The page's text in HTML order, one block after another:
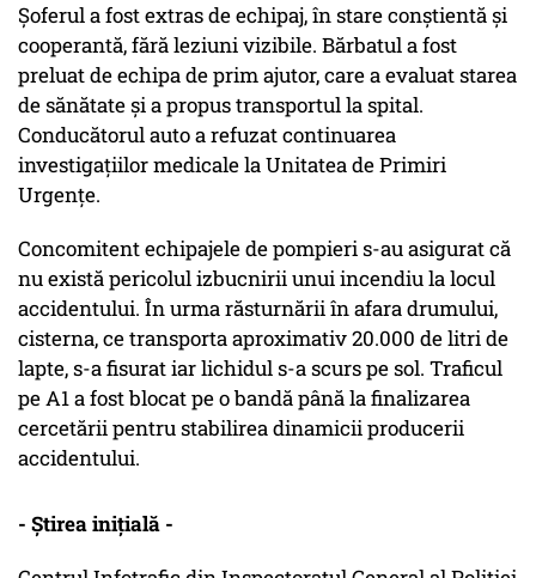
Şoferul a fost extras de echipaj, în stare conştientă şi
cooperantă, fără leziuni vizibile. Bărbatul a fost
preluat de echipa de prim ajutor, care a evaluat starea
de sănătate şi a propus transportul la spital.
Conducătorul auto a refuzat continuarea
investigaţiilor medicale la Unitatea de Primiri
Urgenţe.
Concomitent echipajele de pompieri s-au asigurat că
nu există pericolul izbucnirii unui incendiu la locul
accidentului. În urma răsturnării în afara drumului,
cisterna, ce transporta aproximativ 20.000 de litri de
lapte, s-a fisurat iar lichidul s-a scurs pe sol. Traficul
pe A1 a fost blocat pe o bandă până la finalizarea
cercetării pentru stabilirea dinamicii producerii
accidentului.
- Știrea inițială -